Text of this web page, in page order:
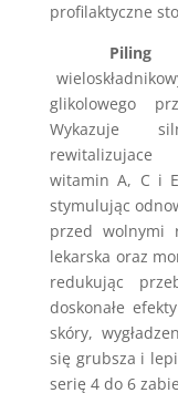
profilaktyczne
Piling
glikolowego
Wykazuje
rewitalizujace
witamin A, C i
stymulując
przed wolnymi
lekarska oraz
redukując
doskonałe
skóry,
się grubsza i
serię 4 do 6